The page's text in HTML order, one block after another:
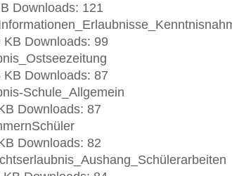
Downloads: 121
KB Downloads: 99
KB Downloads: 87
Schule_Allgemein
Downloads: 87
Downloads: 82